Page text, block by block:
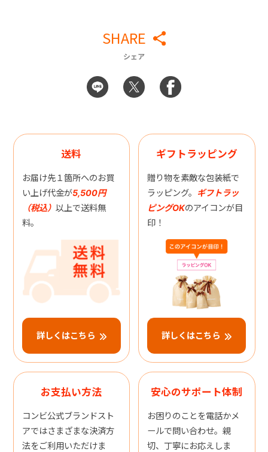
SHARE
シェア
送料
お届け先１箇所へのお買
い上げ代金が5,500円
（税込） 以上で送料無
料。
詳しくはこちら
ギフトラッピング
贈り物を素敵な包装紙で
ラッピング。 ギフトラッ
ピングOKのアイコンが目
印！
詳しくはこちら
お支払い方法
コンビ公式ブランドスト
アではさまざまな決済方
法をご利用いただけま
安心のサポート体制
お困りのことを電話かメ
ールで問い合わせ。親
切、丁寧にお応えしま